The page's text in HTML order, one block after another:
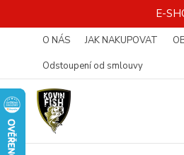
E-
O NÁS JAK NAKUPOVAT
Odstoupení od smlouvy